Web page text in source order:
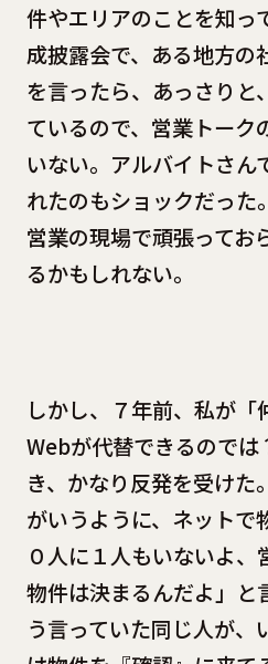
件やエリアのことを知っ
成披露会で、ある地方の
を言ったら、あっさりと
ているので、営業トーク
いない。アルバイトさん
れたのもショックだった
営業の現場で頑張ってお
るかもしれない。
しかし、７年前、私が「
Webが代替できるのでは
き、かなり反発を受けた
がいうように、ネットで
０人に１人もいないよ、
物件は決まるんだよ」と
う言っていた同じ人が